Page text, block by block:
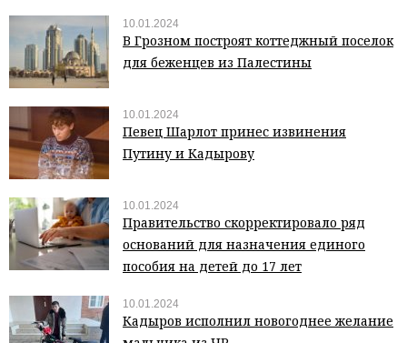
10.01.2024
В Грозном построят коттеджный поселок
для беженцев из Палестины
10.01.2024
Певец Шарлот принес извинения
Путину и Кадырову
10.01.2024
Правительство скорректировало ряд
оснований для назначения единого
пособия на детей до 17 лет
10.01.2024
Кадыров исполнил новогоднее желание